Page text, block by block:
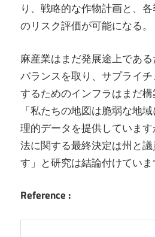
り、戦略的な作物計画と、
のリスク評価が可能になる。
麻産業はまだ発展途上であ
バランスを取り、サプライ
するためのインフラはまだ構
「私たちの地図は脆弱な地
理的データを提供していま
法に関する最終決定は州と
す」と研究は結論付けていま
Reference :